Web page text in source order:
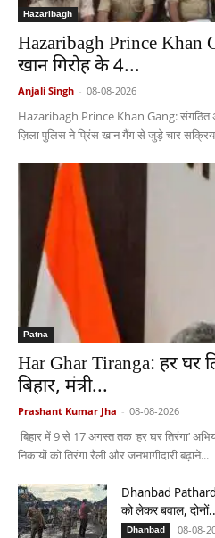
Hazaribagh
Hazaribagh Prince Khan
खान गिरोह के 4...
Anjali Singh - 08-08-2026
Hazaribagh Prince Khan Gang: संगठित
ज़िला पुलिस ने प्रिंस खान गैंग से जुड़े चार सक्रिय
Patna
Har Ghar Tiranga: हर घर
बिहार, मंत्री...
Prashant Kumar Jha - 08-08-2026
बिहार में 9 से 17 अगस्त तक ‘हर घर तिरंगा’
निकायों को तिरंगा रैली और जनभागीदारी बढ़ाने...
Dhanbad
को लेकर बवाल,
Dhanbad 08-08-